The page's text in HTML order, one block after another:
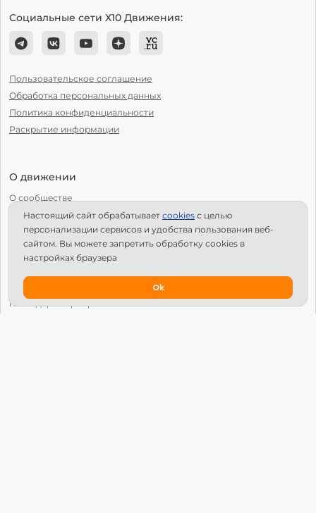
Социальные сети Х10 Движения:
Пользовательское соглашение
Обработка персональных данных
Политика конфиденциальности
Раскрытие информации
О движении
О сообществе
С чего начать?
Структура Х10
Как стать региональным лидером?
Календарь мероприятий
Настоящий сайт обрабатывает сookies с целью
персонализации сервисов и удобства пользования веб-
сайтом. Вы можете запретить обработку сookies в
настройках браузера
Ok